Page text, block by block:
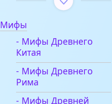
Мифы
- Мифы Древнего
Китая
- Мифы Древнего
Рима
- Мифы Древней